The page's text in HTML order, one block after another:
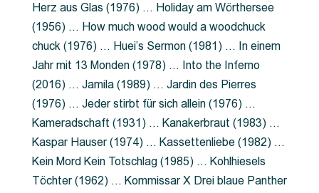
Herz aus Glas (1976) … Holiday am Wörthersee
(1956) … How much wood would a woodchuck
chuck (1976) … Huei’s Sermon (1981) … In einem
Jahr mit 13 Monden (1978) … Into the Inferno
(2016) … Jamila (1989) … Jardin des Pierres
(1976) … Jeder stirbt für sich allein (1976) …
Kameradschaft (1931) … Kanakerbraut (1983) …
Kaspar Hauser (1974) … Kassettenliebe (1982) …
Kein Mord Kein Totschlag (1985) … Kohlhiesels
Töchter (1962) … Kommissar X Drei blaue Panther